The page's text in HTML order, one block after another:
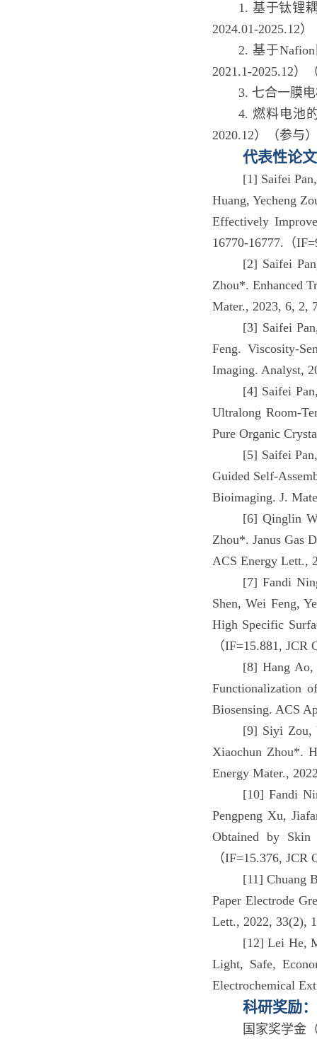
1. 基于钛锂
2024.01-2025.12
2. 基于
2021.1-2025.12）
3. 七合一膜
4. 燃料电池
2020.12）（参与）
代表性论
[1] Saifei
Huang, Yecheng
Effectively
16770-16777.（
[2] Saifei
Zhou*. Enhanced
Mater., 2023, 6, 2,
[3] Saifei
Feng. Viscosity-
Imaging. Analyst,
[4] Saifei
Ultralong Room-
Pure Organic
[5] Saifei
Guided Self-
Bioimaging. J.
[6] Qinglin
Zhou*. Janus Gas
ACS Energy Lett.,
[7] Fandi
Shen, Wei Feng,
High Specific
（IF=15.881, JCR
[8] Hang Ao,
Functionalization
Biosensing. ACS
[9] Siyi Zou,
Xiaochun Zhou*.
Energy Mater.,
[10] Fandi
Pengpeng Xu,
Obtained by
（IF=15.376, JCR
[11] Chuang
Paper Electrode
Lett., 2022, 33(2),
[12] Lei He,
Light, Safe,
Electrochemical
科研奖励：
国家奖学金